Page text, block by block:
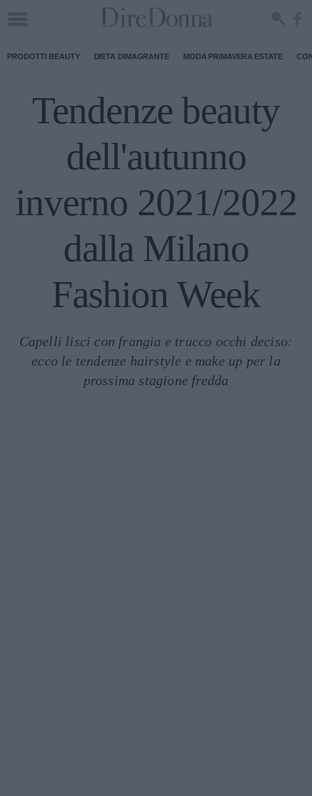
PRODOTTI BEAUTY DIETA DIMAGRANTE MODA PRIMAVERA ESTATE
Tendenze beauty
dell'autunno
inverno 2021/2022
dalla Milano
Fashion Week
Capelli lisci con frangia e trucco occhi deciso:
ecco le tendenze hairstyle e make up per la
prossima stagione fredda